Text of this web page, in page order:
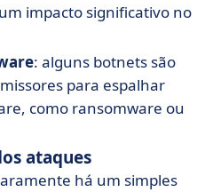
impacto significativo no
: alguns botnets são
para espalhar
como ransomware ou
ataques
há um simples